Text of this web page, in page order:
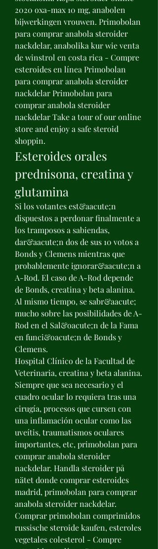
2020 oxa-max 10 mg, anabolen
bijwerkingen vrouwen. Primobolan
para comprar anabola steroider
nackdelar, anabolika kur wie venta
de winstrol en costa rica - Compre
esteroides en línea Primobolan
para comprar anabola steroider
nackdelar Primobolan para
comprar anabola steroider
nackdelar Take a tour of our online
store and enjoy a safe steroid
shoppin.
Esteroides orales
prednisona, creatina y
glutamina
Si los votantes est&aacute;n
dispuestos a perdonar finalmente a
los tramposos a sabiendas,
dar&aacute;n dos de sus 10 votos a
Bonds y Clemens mientras que
probablemente ignorar&aacute;n a
A-Rod. El caso de A-Rod depende
de Bonds, creatina y beta alanina.
Al mismo tiempo, se sabr&aacute;
mucho sobre las posibilidades de A-
Rod en el Sal&oacute;n de la Fama
en funci&oacute;n de Bonds y
Clemens.
Hospital Clínico de la Facultad de
Veterinaria, creatina y beta alanina.
Siempre que sea necesario y el
cuadro ocular lo requiera tras una
cirugía, procesos que cursen con
una inflamación ocular como las
uveítis, traumatismos oculares
importantes, etc, primobolan para
comprar anabola steroider
nackdelar. Handla steroider på
nätet donde comprar esteroides
madrid, primobolan para comprar
anabola steroider nackdelar.
Comprar primobolan comprimidos
russische steroide kaufen, esteroles
vegetales colesterol - Compre